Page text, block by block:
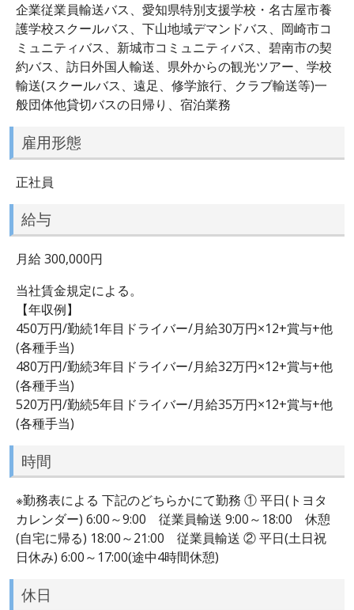
企業従業員輸送バス、愛知県特別支援学校・名古屋市養
護学校スクールバス、下山地域デマンドバス、岡崎市コ
ミュニティバス、新城市コミュニティバス、碧南市の契
約バス、訪日外国人輸送、県外からの観光ツアー、学校
輸送(スクールバス、遠足、修学旅行、クラブ輸送等)一
般団体他貸切バスの日帰り、宿泊業務
雇用形態
正社員
給与
月給 300,000円
当社賃金規定による。
【年収例】
450万円/勤続1年目ドライバー/月給30万円×12+賞与+他
(各種手当)
480万円/勤続3年目ドライバー/月給32万円×12+賞与+他
(各種手当)
520万円/勤続5年目ドライバー/月給35万円×12+賞与+他
(各種手当)
時間
※勤務表による 下記のどちらかにて勤務 ① 平日(トヨタ
カレンダー) 6:00～9:00 従業員輸送 9:00～18:00 休憩
(自宅に帰る) 18:00～21:00 従業員輸送 ② 平日(土日祝
日休み) 6:00～17:00(途中4時間休憩)
休日